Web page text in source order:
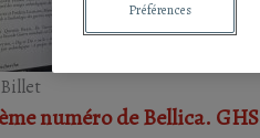
Billet
numéro de Bellica. GHS
Préférences